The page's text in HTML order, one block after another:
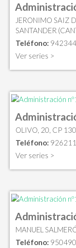
JERONIMO SAIZ
SANTANDER
Teléfono:
Ver series >
OLIVO, 20, CP
Teléfono:
Ver series >
MANUEL
Teléfono: